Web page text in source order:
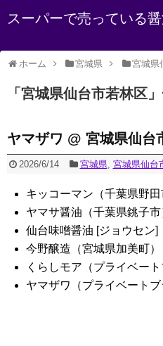
スーパーで売っている
ホーム 宮城県 宮城県
「 宮城県仙台市若林区 」
ヤマザワ @ 宮城県仙台
2026/6/14 宮城県, 宮城県仙台
キッコーマン（千葉県野田
ヤマサ醤油（千葉県銚子市
仙台味噌醤油 [ジョウセン]
今野醸造（宮城県加美町）
くらしモア（プライベート
ヤマザワ（プライベートブ